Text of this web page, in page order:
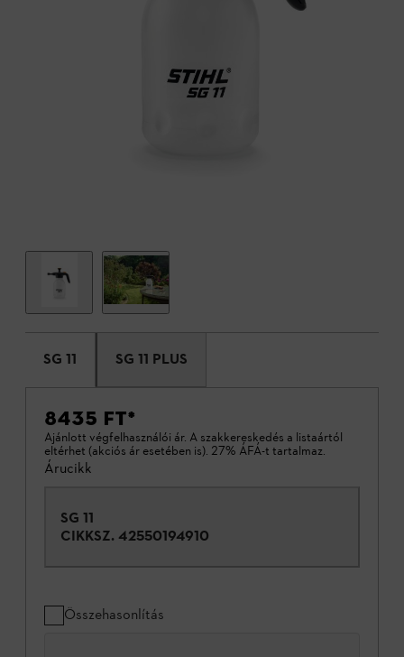
SG 11 SG 11 PLUS
8435 FT*
Ajánlott végfelhasználói ár. A szakkereskedés a listaártól
eltérhet (akciós ár esetében is). 27% ÁFÁ-t tartalmaz.
Árucikk
SG 11
CIKKSZ. 42550194910
Összehasonlítás